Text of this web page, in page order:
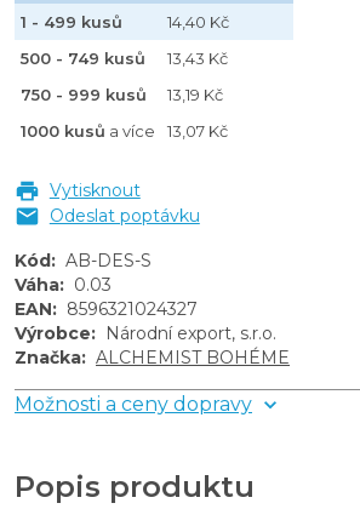
1 - 499 kusů
14,40 Kč
500 - 749 kusů
13,43 Kč
750 - 999 kusů
13,19 Kč
1000 kusů a více 13,07 Kč
Vytisknout
Odeslat poptávku
Kód: AB-DES-S
Váha: 0.03
EAN: 8596321024327
Výrobce: Národní export, s.r.o.
Značka: ALCHEMIST BOHÉME
Možnosti a ceny dopravy
Popis produktu